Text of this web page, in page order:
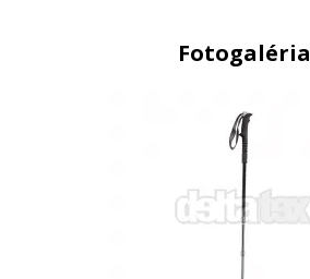
Fotogaléria